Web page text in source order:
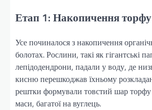
Етап 1: Накопичення торфу
Усе починалося з накопичення
болотах. Рослини, такі як гігантські
лепідодендрони, падали у воду, де
кисню перешкоджав їхньому
рештки формували товстий шар торфу
маси, багатої на вуглець.